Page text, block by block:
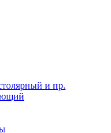
и пр.